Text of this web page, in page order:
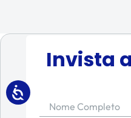
Invista
Nome Completo